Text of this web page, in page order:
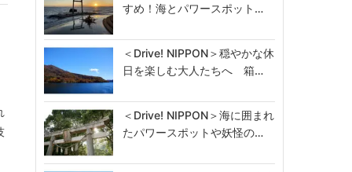
すめ！海とパワースポット…
＜Drive! NIPPON＞穏やかな休
日を楽しむ大人たちへ 箱…
＜Drive! NIPPON＞海に囲まれ
たパワースポットや妖怪の…